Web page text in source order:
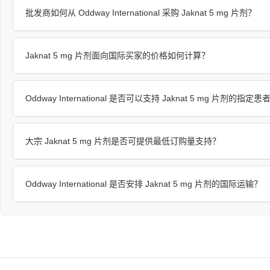
批发商如何从 Oddway International 采购 Jaknat 5 mg 片剂？
Jaknat 5 mg 片剂面向国际买家的价格如何计算？
Oddway International 是否可以支持 Jaknat 5 mg 片剂的指定患者
大宗 Jaknat 5 mg 片剂是否可提供最低订购量支持？
Oddway International 是否安排 Jaknat 5 mg 片剂的国际运输？